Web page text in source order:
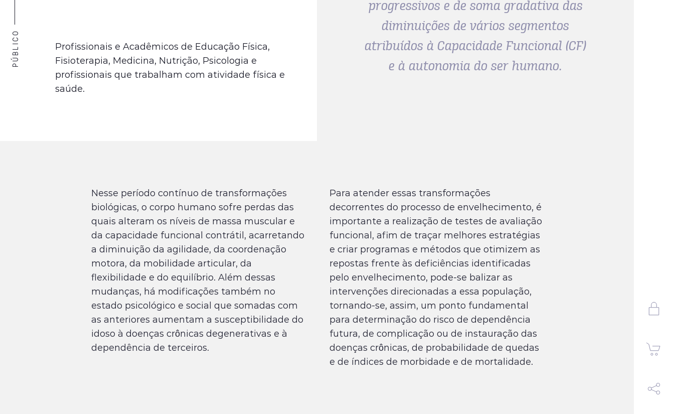
PÚBLICO
Profissionais e Acadêmicos de Educação Física,
Fisioterapia, Medicina, Nutrição, Psicologia e
profissionais que trabalham com atividade física e
saúde.
progressivos e de soma gradativa das
diminuições de vários segmentos
atribuídos à Capacidade Funcional (CF)
e à autonomia do ser humano.
Nesse período contínuo de transformações
biológicas, o corpo humano sofre perdas das
quais alteram os níveis de massa muscular e
da capacidade funcional contrátil, acarretando
a diminuição da agilidade, da coordenação
motora, da mobilidade articular, da
flexibilidade e do equilíbrio. Além dessas
mudanças, há modificações também no
estado psicológico e social que somadas com
as anteriores aumentam a susceptibilidade do
idoso à doenças crônicas degenerativas e à
dependência de terceiros.
Para atender essas transformações
decorrentes do processo de envelhecimento, é
importante a realização de testes de avaliação
funcional, afim de traçar melhores estratégias
e criar programas e métodos que otimizem as
repostas frente às deficiências identificadas
pelo envelhecimento, pode-se balizar as
intervenções direcionadas a essa população,
tornando-se, assim, um ponto fundamental
para determinação do risco de dependência
futura, de complicação ou de instauração das
doenças crônicas, de probabilidade de quedas
e de índices de morbidade e de mortalidade.